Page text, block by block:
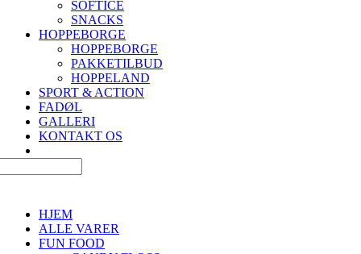
SOFTICE
SNACKS
HOPPEBORGE
HOPPEBORGE
PAKKETILBUD
HOPPELAND
SPORT & ACTION
FADØL
GALLERI
KONTAKT OS
HJEM
ALLE VARER
FUN FOOD